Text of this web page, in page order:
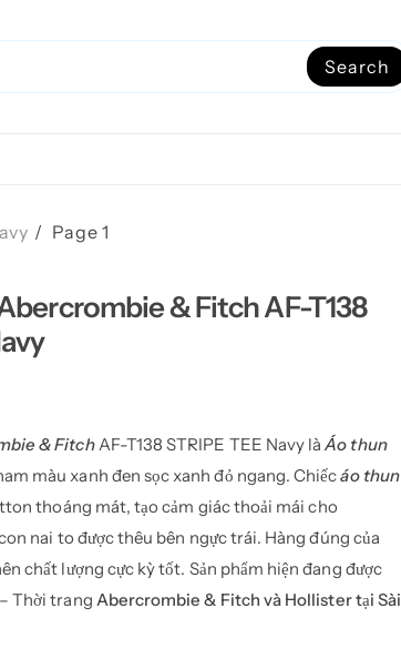
Search
Page 1
& Fitch AF-T138
& FitchAF-T138 STRIPE TEE Navy làÁo thun
màu xanh đen sọc xanh đỏ ngang. Chiếcáo thun
thoáng mát, tạo cảm giác thoải mái cho
nai to được thêu bên ngực trái. Hàng đúng của
chất lượng cực kỳ tốt. Sản phẩm hiện đang được
Thời trang Abercrombie & Fitch và Hollister tại Sài